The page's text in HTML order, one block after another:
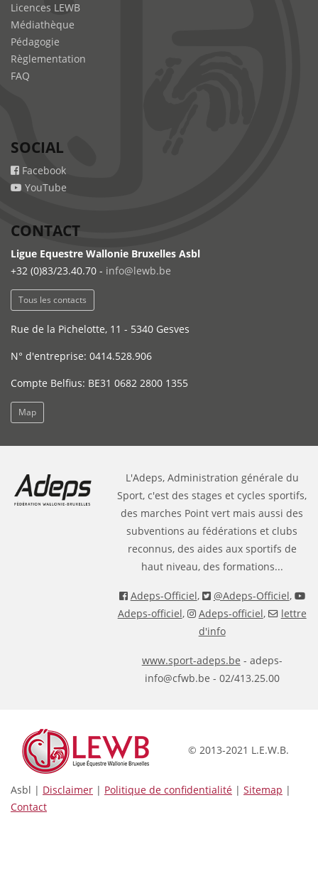
Licences LEWB
Médiathèque
Pédagogie
Règlementation
FAQ
SOCIAL
Facebook
YouTube
CONTACT
Ligue Equestre Wallonie Bruxelles Asbl
+32 (0)83/23.40.70 - info@lewb.be
Tous les contacts
Rue de la Pichelotte, 11 - 5340 Gesves
N° d'entreprise: 0414.528.906
Compte Belfius: BE31 0682 2800 1355
Map
L'Adeps, Administration générale du
Sport, c'est des stages et cycles sportifs,
des marches Point vert mais aussi des
subventions au fédérations et clubs
reconnus, des aides aux sportifs de
haut niveau, des formations...
Adeps-Officiel, @Adeps-Officiel,
Adeps-officiel, Adeps-officiel,
lettre
d'info
www.sport-adeps.be - adeps-
info@cfwb.be - 02/413.25.00
© 2013-2021 L.E.W.B.
Asbl | Disclaimer | Politique de confidentialité | Sitemap |
Contact